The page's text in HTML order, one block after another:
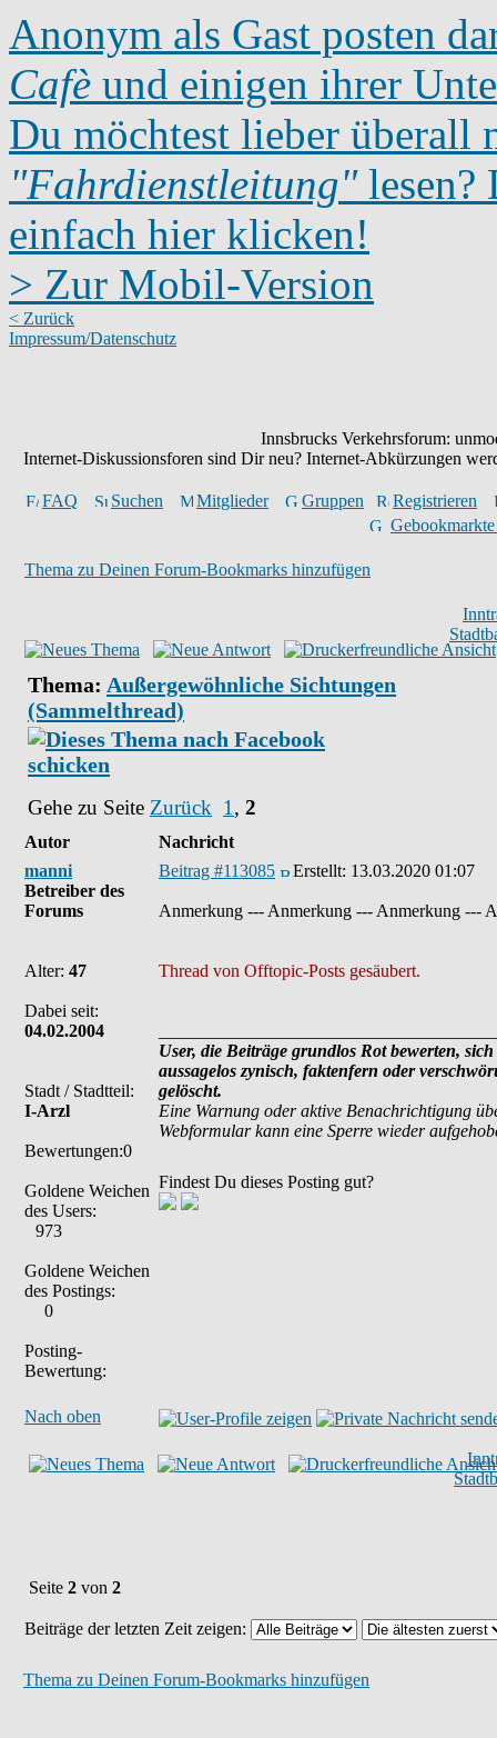
Anonym als Gast posten
Cafè und einigen ihrer
Du möchtest lieber überall
"Fahrdienstleitung"lesen?
einfach hier klicken!
> Zur Mobil-Version
< Zurück
Impressum/Datenschutz
Innsbrucks Verkehrsforum:
Internet-Diskussionsforen sind Dir neu? Internet-Abkürzungen
FAQ Suchen Mitglieder Gruppen
Registrieren
Thema zu Deinen Forum-Bookmarks hinzufügen
Thema: Außergewöhnliche Sichtungen
(Sammelthread)
Gehe zu Seite Zurück 1 , 2
Autor
Nachricht
manni
Betreiber des
Forums
Alter: 47
Dabei seit:
04.02.2004
Stadt / Stadtteil:
I-Arzl
Bewertungen:0
Goldene Weichen
des Users:
973
Goldene Weichen
des Postings:
0
Posting-
Bewertung:
Beitrag #113085 Erstellt: 13.03.2020 01:07
Anmerkung --- Anmerkung --- Anmerkung ---
Thread von Offtopic-Posts gesäubert.
User, die Beiträge grundlos Rot bewerten,
aussagelos zynisch, faktenfern oder
gelöscht.
Eine Warnung oder aktive Benachrichtigung
Webformular kann eine Sperre wieder
Findest Du dieses Posting gut?
Nach oben
Seite 2 von 2
Beiträge der letzten Zeit zeigen:
Thema zu Deinen Forum-Bookmarks hinzufügen